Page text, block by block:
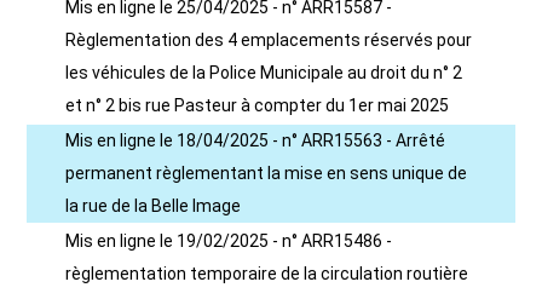
Mis en ligne le 25/04/2025 - n° ARR15587 -
Règlementation des 4 emplacements réservés pour
les véhicules de la Police Municipale au droit du n° 2
et n° 2 bis rue Pasteur à compter du 1er mai 2025
Mis en ligne le 18/04/2025 - n° ARR15563 - Arrêté
permanent règlementant la mise en sens unique de
la rue de la Belle Image
Mis en ligne le 19/02/2025 - n° ARR15486 -
règlementation temporaire de la circulation routière